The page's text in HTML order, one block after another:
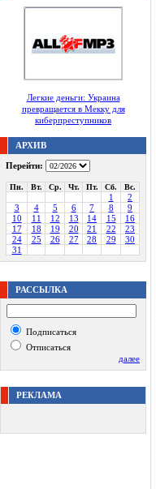
Легкие деньги: Украина
превращается в Мекку для
киберпреступников
АРХИВ
Перейти:
Пн. Вт. Ср. Чт. Пт. Сб. Вс.
1
2
3
4 5 6 7 8
9
10
11 12 13 14 15
16
17
18 19 20 21 22
23
24
25 26 27 28 29
30
31
РАССЫЛКА
Подписаться
Отписаться
далее
РЕКЛАМА